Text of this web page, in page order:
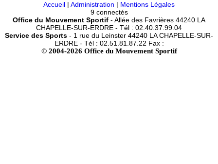
Accueil | Administration | Mentions Légales
9 connectés
Office du Mouvement Sportif - Allée des Favrières 44240 LA
CHAPELLE-SUR-ERDRE - Tél : 02.40.37.99.04
Service des Sports - 1 rue du Leinster 44240 LA CHAPELLE-SUR-
ERDRE - Tél : 02.51.81.87.22 Fax :
© 2004-2026 Office du Mouvement Sportif